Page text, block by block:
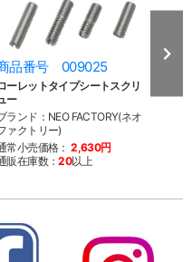
品番号 009025
ーレットタイプシートスクリ
ー
ランド：NEO FACTORY(ネオ
ァクトリー)
常小売価格： 2,630円
販在庫数：20以上
ュー